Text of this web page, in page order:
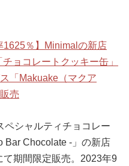
1625％】Minimalの新店
ョコレートクッキー缶」
「Makuake（マクア
売
ペシャルティチョコレー
Bar Chocolate -」の新店
期間限定販売。2023年9